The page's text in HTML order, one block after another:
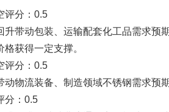
评分：0.5
升带动包装、运输配套化工品需求预
获得一定支撑。
评分：0.5
动物流装备、制造领域不锈钢需求预
分：0.5